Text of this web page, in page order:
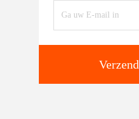
Verzend